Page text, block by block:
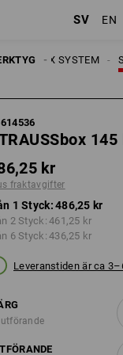
SV EN
SYSTEM
kr
fraktavgifter
1 Styck:486,25 kr
2 Styck:461,25 kr
6 Styck:436,25 kr
Leveranstiden är ca